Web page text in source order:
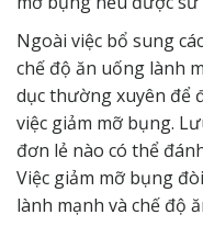
Ngoài việc bổ sung
chế độ ăn uống lành
dục thường xuyên để
việc giảm mỡ bụng.
đơn lẻ nào có thể
Việc giảm mỡ bụng
lành mạnh và chế độ